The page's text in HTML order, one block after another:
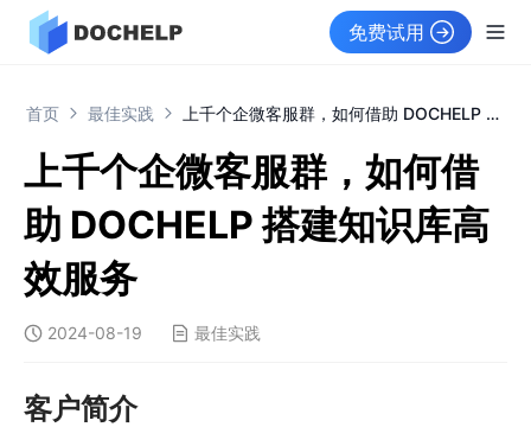
免费试用
首页 最佳实践 上千个企微客服群，如何借助 DOCHELP 搭建知识库高效服务
上千个企微客服群，如何借
助 DOCHELP 搭建知识库高
效服务
2024-08-19 最佳实践
客户简介